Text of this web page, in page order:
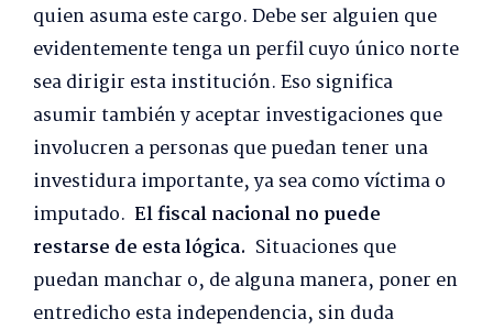
quien asuma este cargo. Debe ser alguien que
evidentemente tenga un perfil cuyo único norte
sea dirigir esta institución. Eso significa
asumir también y aceptar investigaciones que
involucren a personas que puedan tener una
investidura importante, ya sea como víctima o
imputado. El fiscal nacional no puede
restarse de esta lógica. Situaciones que
puedan manchar o, de alguna manera, poner en
entredicho esta independencia, sin duda